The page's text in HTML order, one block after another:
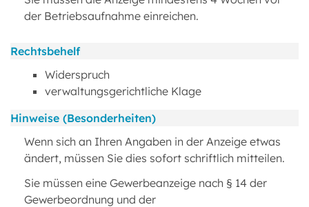
der Betriebsaufnahme einreichen.
Rechtsbehelf
Widerspruch
verwaltungsgerichtliche Klage
Hinweise (Besonderheiten)
Wenn sich an Ihren Angaben in der Anzeige etwas
ändert, müssen Sie dies sofort schriftlich mitteilen.
Sie müssen eine Gewerbeanzeige nach § 14 der
Gewerbeordnung und der